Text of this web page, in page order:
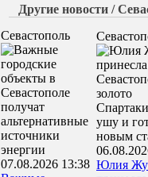
Другие новости /
Севастополь
07.08.2026 13:38 Юлия